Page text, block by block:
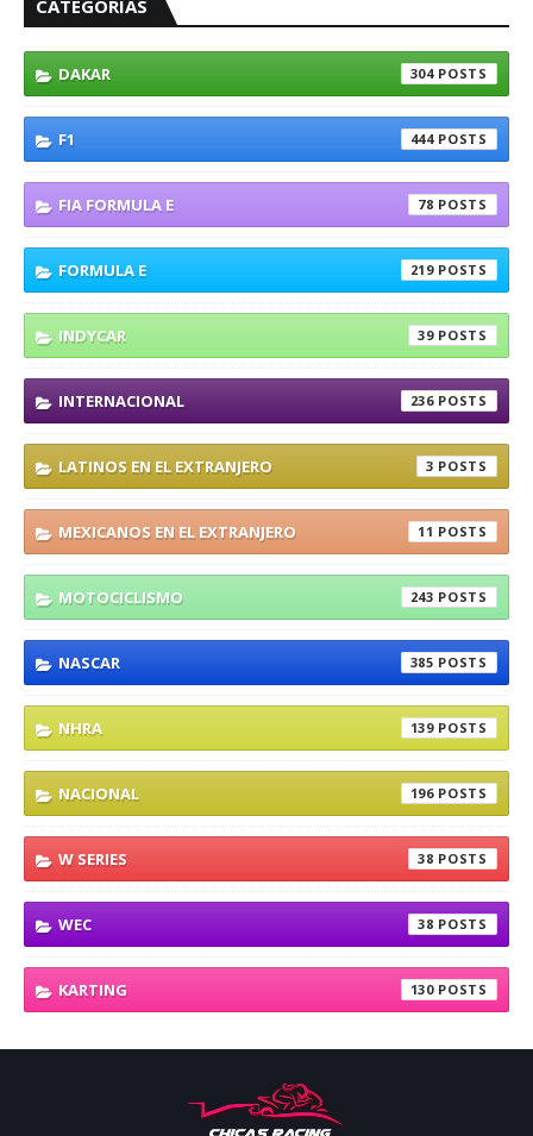
CATEGORÍAS
DAKAR 304
F1 444
FIA FORMULA E 78
FORMULA E 219
INDYCAR 39
INTERNACIONAL 236
LATINOS EN EL EXTRANJERO 3
MEXICANOS EN EL EXTRANJERO 11
MOTOCICLISMO 243
NASCAR 385
NHRA 139
NACIONAL 196
W SERIES 38
WEC 38
KARTING 130